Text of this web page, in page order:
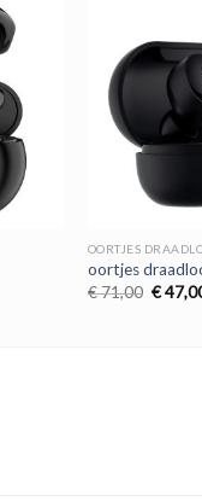
OORTJES
oortjes
€71,00 €